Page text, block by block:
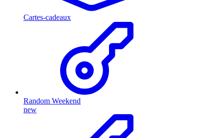
Cartes-cadeaux
Random Weekend
new